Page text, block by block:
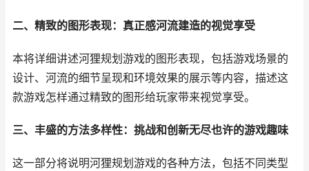
二、精致的图形表现：真正感河流建造的视觉享受
本将详细讲述河狸规划游戏的图形表现，包括游戏场景的
设计、河流的细节呈现和环境效果的展示等内容，描述这
款游戏怎样通过精致的图形给玩家带来视觉享受。
三、丰盛的方法多样性：挑战和创新无尽也许的游戏趣味
这一部分将说明河狸规划游戏的各种方法，包括不同类型